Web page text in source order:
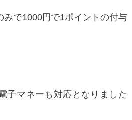
みで1000円で1ポイントの付与
子マネーも対応となりました